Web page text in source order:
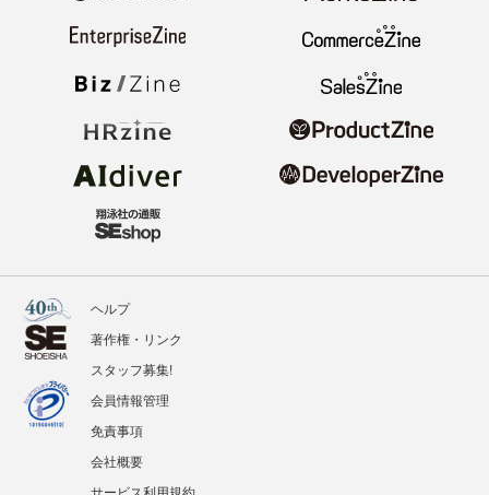
ヘルプ
著作権・リンク
スタッフ募集!
会員情報管理
免責事項
会社概要
サービス利用規約